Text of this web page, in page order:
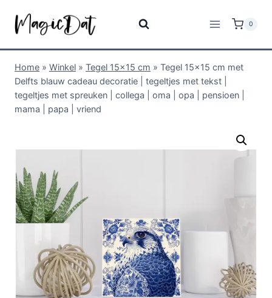
0
Home » Winkel » Tegel 15x15 cm » Tegel 15×15 cm met
Delfts blauw cadeau decoratie | tegeltjes met tekst |
tegeltjes met spreuken | collega | oma | opa | pensioen |
mama | papa | vriend